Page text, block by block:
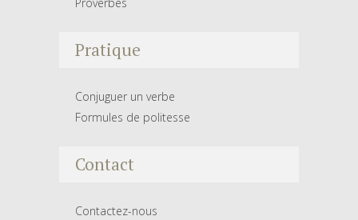
Pratique
Conjuguer un verbe
Formules de politesse
Contact
Contactez-nous